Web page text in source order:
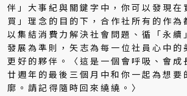
伴」大事紀與關鍵字中，你可以發現在
買」理念的目的下，合作社所有的作為
以集結消費力解決社會問題、循「永續
發展為準則，矢志為每一位社員心中的
更好的夥伴。〈這是一個會呼吸、會成
廿週年的最後三個月中和你一起為想要
廓。請記得隨時回來繞繞。〉